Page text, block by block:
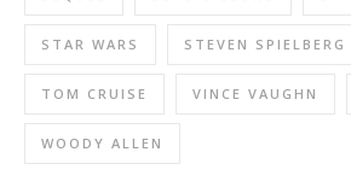
STAR WARS STEVEN SPIELBERG
TOM CRUISE VINCE VAUGHN
WOODY ALLEN